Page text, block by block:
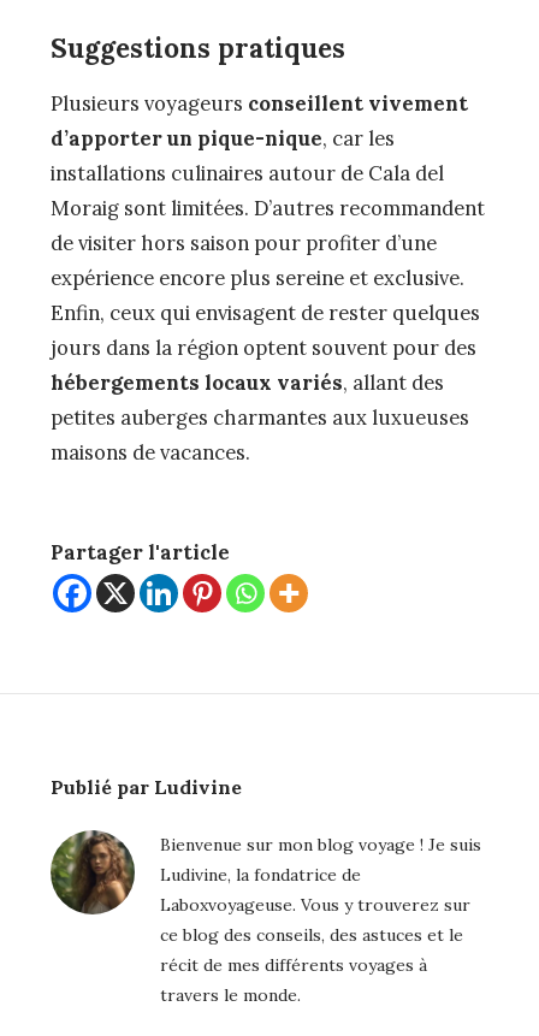
Suggestions pratiques
Plusieurs voyageurs conseillent vivement
d’apporter un pique-nique, car les
installations culinaires autour de Cala del
Moraig sont limitées. D’autres recommandent
de visiter hors saison pour profiter d’une
expérience encore plus sereine et exclusive.
Enfin, ceux qui envisagent de rester quelques
jours dans la région optent souvent pour des
hébergements locaux variés, allant des
petites auberges charmantes aux luxueuses
maisons de vacances.
Partager l'article
Publié par Ludivine
Bienvenue sur mon blog voyage ! Je suis
Ludivine, la fondatrice de
Laboxvoyageuse. Vous y trouverez sur
ce blog des conseils, des astuces et le
récit de mes différents voyages à
travers le monde.